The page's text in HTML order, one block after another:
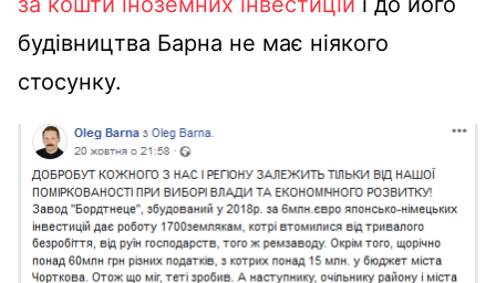
будівництва Барна не має ніякого
стосунку.